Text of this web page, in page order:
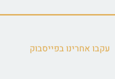
עקבו אחרינו בפייסבוק